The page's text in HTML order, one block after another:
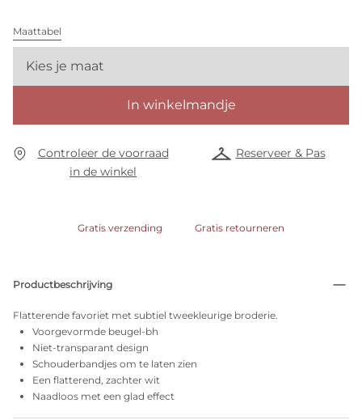
Maattabel
Kies je maat
In winkelmandje
Controleer de voorraad
in de winkel
Reserveer & Pas
Gratis verzending Gratis retourneren
Productbeschrijving
Flatterende favoriet met subtiel tweekleurige broderie.
Voorgevormde beugel-bh
Niet-transparant design
Schouderbandjes om te laten zien
Een flatterend, zachter wit
Naadloos met een glad effect